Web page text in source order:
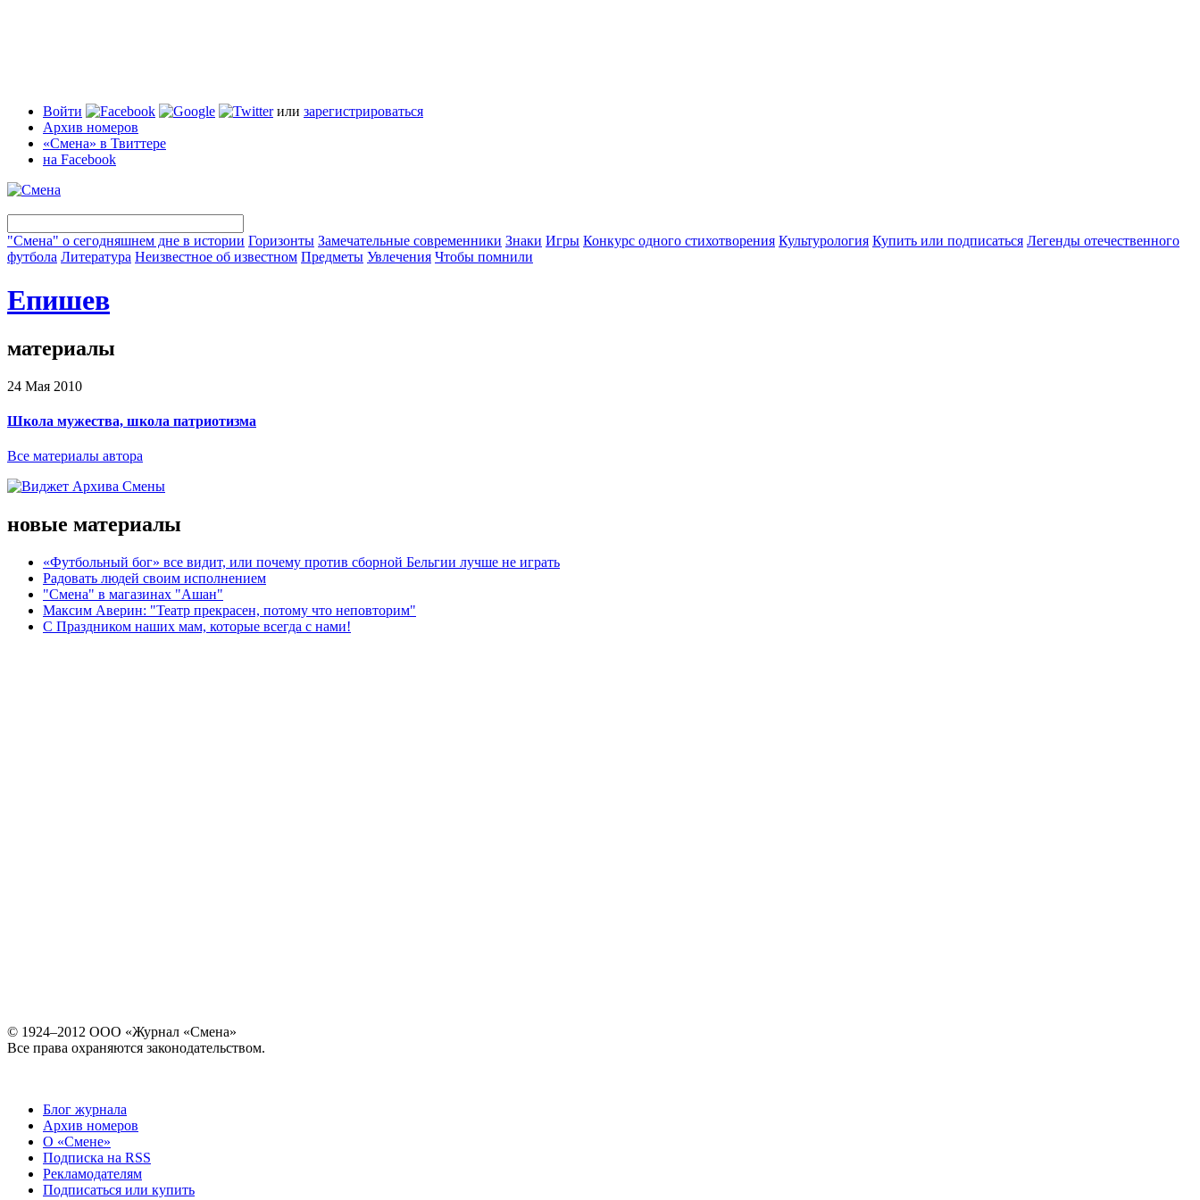
Войти или зарегистрироваться
Архив номеров
«Смена» в Твиттере
на Facebook
"Смена" о сегодняшнем дне в истории Горизонты Замечательные современники Знаки Игры Конкурс одного стихотворения Культурология Купить или подписаться Легенды отечественного
футбола Литература Неизвестное об известном Предметы Увлечения Чтобы помнили
Епишев
материалы
24 Мая 2010
Школа мужества, школа патриотизма
Все материалы автора
новые материалы
«Футбольный бог» все видит, или почему против сборной Бельгии лучше не играть
Радовать людей своим исполнением
"Смена" в магазинах "Ашан"
Максим Аверин: "Театр прекрасен, потому что неповторим"
С Праздником наших мам, которые всегда с нами!
© 1924–2012 ООО «Журнал «Смена»
Все права охраняются законодательством.
Блог журнала
Архив номеров
О «Смене»
Подписка на RSS
Рекламодателям
Подписаться или купить